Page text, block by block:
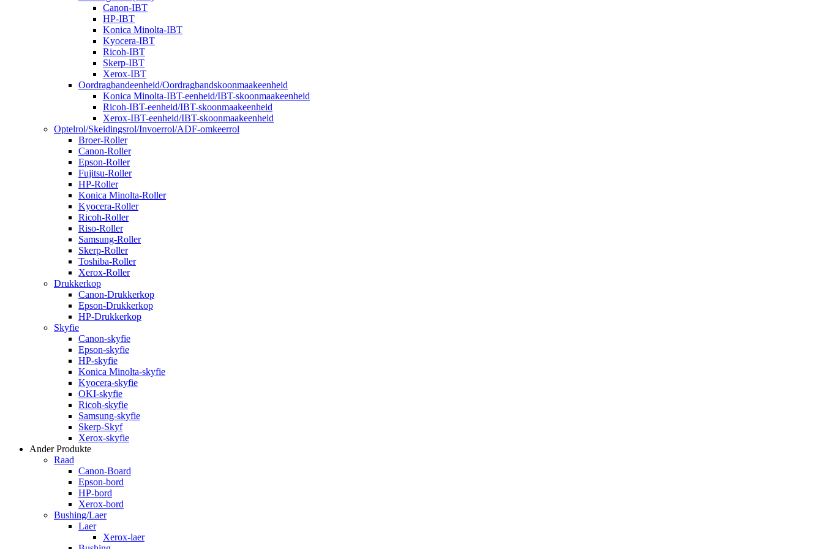
Canon-IBT
HP-IBT
Konica Minolta-IBT
Kyocera-IBT
Ricoh-IBT
Skerp-IBT
Xerox-IBT
Oordragbandeenheid/Oordragbandskoonmaakeenheid
Konica Minolta-IBT-eenheid/IBT-skoonmaakeenheid
Ricoh-IBT-eenheid/IBT-skoonmaakeenheid
Xerox-IBT-eenheid/IBT-skoonmaakeenheid
Optelrol/Skeidingsrol/Invoerrol/ADF-omkeerrol
Broer-Roller
Canon-Roller
Epson-Roller
Fujitsu-Roller
HP-Roller
Konica Minolta-Roller
Kyocera-Roller
Ricoh-Roller
Riso-Roller
Samsung-Roller
Skerp-Roller
Toshiba-Roller
Xerox-Roller
Drukkerkop
Canon-Drukkerkop
Epson-Drukkerkop
HP-Drukkerkop
Skyfie
Canon-skyfie
Epson-skyfie
HP-skyfie
Konica Minolta-skyfie
Kyocera-skyfie
OKI-skyfie
Ricoh-skyfie
Samsung-skyfie
Skerp-Skyf
Xerox-skyfie
Ander Produkte
Raad
Canon-Board
Epson-bord
HP-bord
Xerox-bord
Bushing/Laer
Laer
Xerox-laer